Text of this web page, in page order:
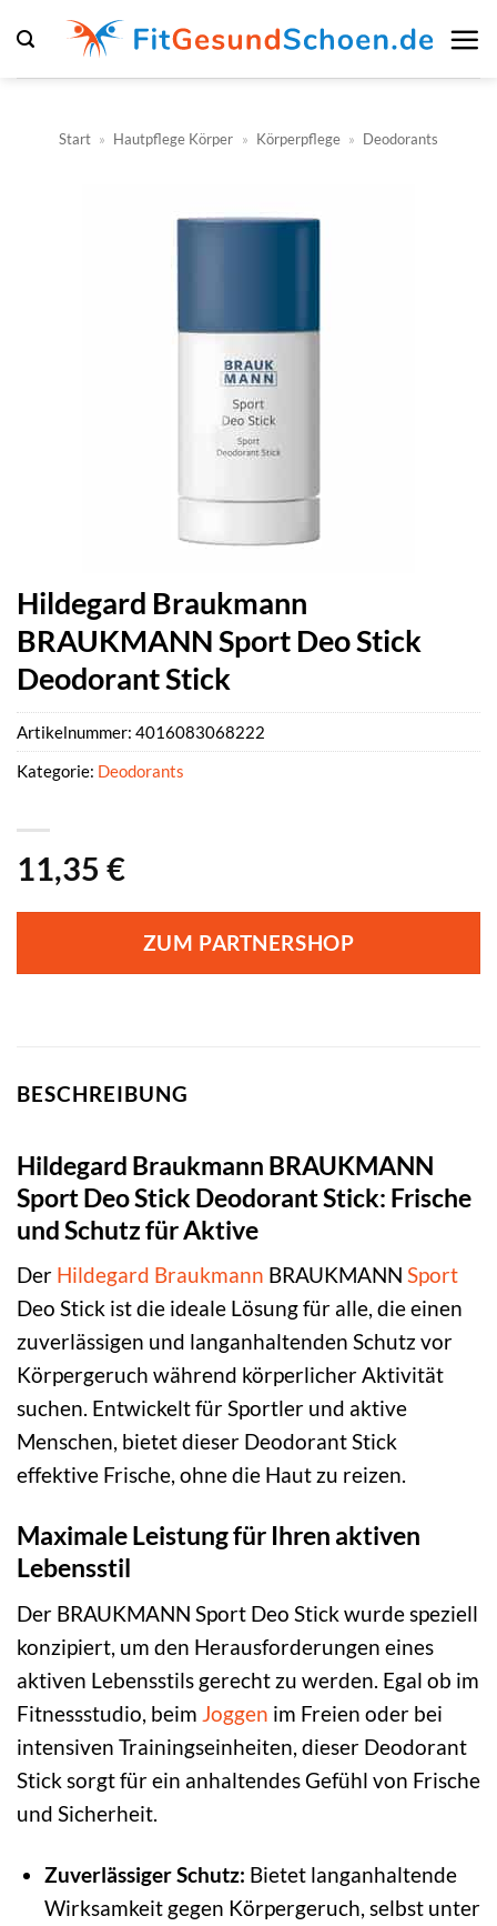
Inhalt
springen
Start » Hautpflege Körper » Körperpflege » Deodorants
Hildegard Braukmann
BRAUKMANN Sport Deo Stick
Deodorant Stick
11,35 €
ZUM PARTNERSHOP
Artikelnummer: 4016083068222
Kategorie: Deodorants
BESCHREIBUNG
Hildegard Braukmann BRAUKMANN
Sport Deo Stick Deodorant Stick: Frische
und Schutz für Aktive
Der Hildegard Braukmann BRAUKMANN Sport
Deo Stick ist die ideale Lösung für alle, die einen
zuverlässigen und langanhaltenden Schutz vor
Körpergeruch während körperlicher Aktivität
suchen. Entwickelt für Sportler und aktive
Menschen, bietet dieser Deodorant Stick
effektive Frische, ohne die Haut zu reizen.
Maximale Leistung für Ihren aktiven
Lebensstil
Der BRAUKMANN Sport Deo Stick wurde speziell
konzipiert, um den Herausforderungen eines
aktiven Lebensstils gerecht zu werden. Egal ob im
Fitnessstudio, beim Joggen im Freien oder bei
intensiven Trainingseinheiten, dieser Deodorant
Stick sorgt für ein anhaltendes Gefühl von Frische
und Sicherheit.
Zuverlässiger Schutz: Bietet langanhaltende
Wirksamkeit gegen Körpergeruch, selbst unter